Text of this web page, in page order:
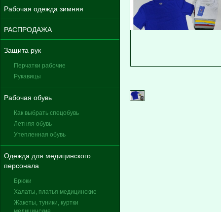
Рабочая одежда зимняя
РАСПРОДАЖА
Защита рук
Перчатки рабочие
Рукавицы
Рабочая обувь
Как выбрать спецобувь
Летняя обувь
Утепленная обувь
Одежда для медицинского
персонала
Брюки
Халаты, платья медицинские
Жакеты, туники, куртки